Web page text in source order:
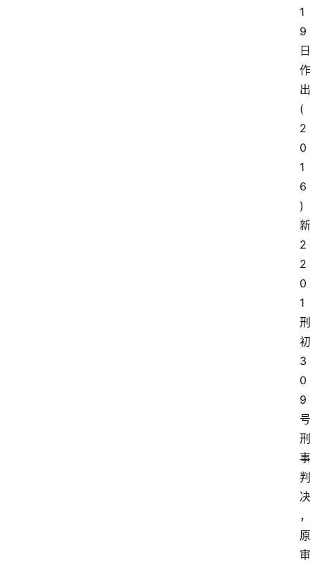
1
9
日
作
出
(
2
0
1
6
)
新
2
2
0
1
刑
初
3
0
9
号
刑
事
判
决
，
原
审